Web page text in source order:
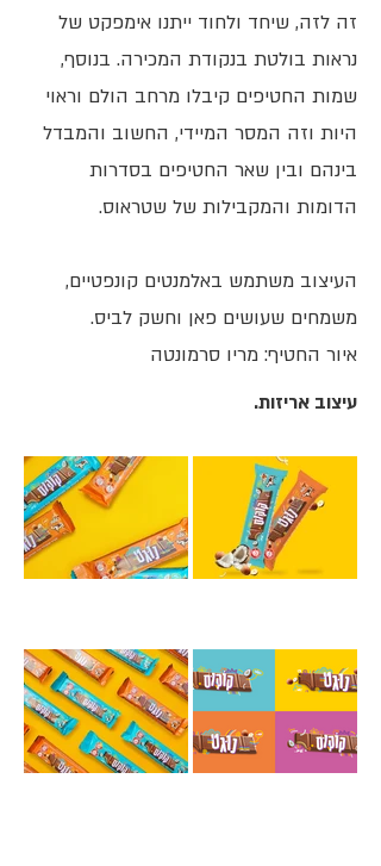
זה לזה, שיחד ולחוד ייתנו אימפקט של
נראות בולטת בנקודת המכירה. בנוסף,
שמות החטיפים קיבלו מרחב הולם וראוי
היות וזה המסר המיידי, החשוב והמבדל
בינהם ובין שאר החטיפים בסדרות
הדומות והמקבילות של שטראוס.
העיצוב משתמש באלמנטים קונפטיים,
משמחים שעושים פאן וחשק לביס.
איור החטיף: מריו סרמונטה
עיצוב אריזות.